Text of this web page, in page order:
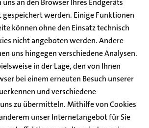
an den Browser Ihres Endgeräts
werden. Einige Funktionen
können ohne den Einsatz technisch
nicht angeboten werden. Andere
uns hingegen verschiedene Analysen.
in der Lage, den von Ihnen
bei einem erneuten Besuch unserer
und verschiedene
zu übermitteln. Mithilfe von Cookies
unser Internetangebot für Sie